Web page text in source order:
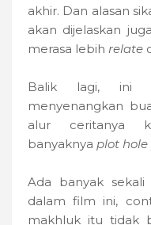
akhir. Dan alasan
akan dijelaskan
merasa lebih relate
Balik lagi, ini
menyenangkan
alur ceritanya
banyaknya plot hole
Ada banyak sekali
dalam film ini,
makhluk itu tidak